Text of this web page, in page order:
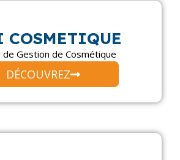
de Gestion de Cosmétique
DÉCOUVREZ